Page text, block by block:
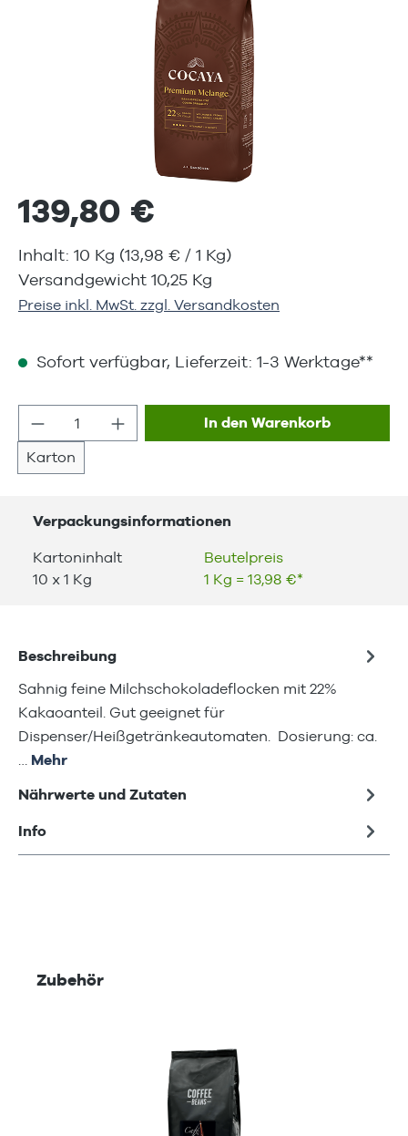
139,80 €
Inhalt: 10 Kg (13,98 € / 1 Kg)
Versandgewicht 10,25 Kg
Preise inkl. MwSt. zzgl. Versandkosten
Sofort verfügbar, Lieferzeit: 1-3 Werktage**
Produkt Anzahl: Gib den
Karton
In den Warenkorb
Verpackungsinformationen
Kartoninhalt
10 x 1 Kg
Beutelpreis
1 Kg = 13,98 €*
Beschreibung
Sahnig feine Milchschokoladeflocken mit 22%
Kakaoanteil. Gut geeignet für
Dispenser/Heißgetränkeautomaten. Dosierung: ca.
… Mehr
Nährwerte und Zutaten
Info
Produktgalerie überspringen
Zubehör